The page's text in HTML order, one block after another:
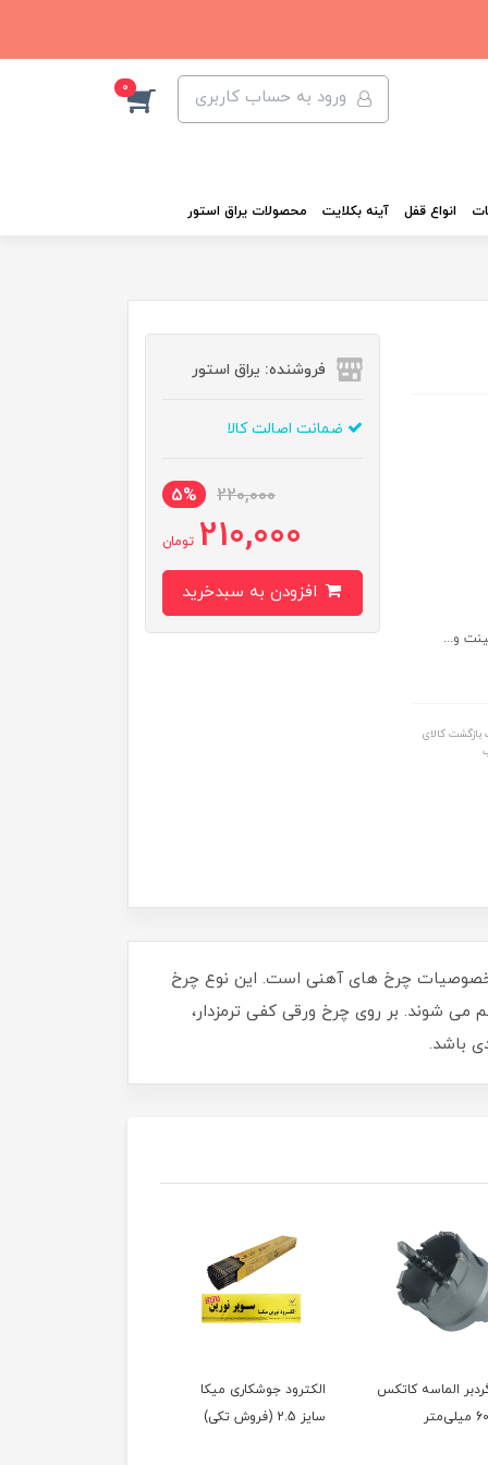
ورود به حساب کاربری 0
انواع قفل آینه بکلایت محصولات یراق استور
و...
کالای
فروشنده: یراق استور
ضمانت اصالت کالا
220,000
5%
210,000 تومان
چرخ های آهنی است. این نوع چرخ
شوند. بر روی چرخ ورقی کفی ترمزدار،
باشد.
الماسه کاتکس
الکترود جوشکاری میکا
سایز 2.5 (فروش تکی)